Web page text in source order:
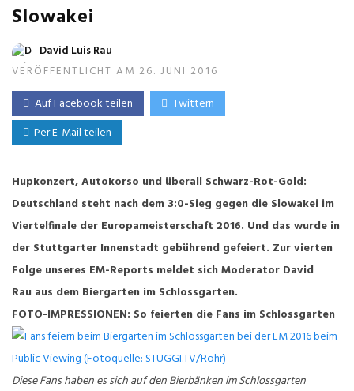
Slowakei
David Luis Rau
VERÖFFENTLICHT AM 26. JUNI 2016
Auf Facebook teilen
Twittern
Per E-Mail teilen
Hupkonzert, Autokorso und überall Schwarz-Rot-Gold:
Deutschland steht nach dem 3:0-Sieg gegen die Slowakei im
Viertelfinale der Europameisterschaft 2016. Und das wurde in
der Stuttgarter Innenstadt gebührend gefeiert. Zur vierten
Folge unseres EM-Reports meldet sich Moderator David
Rau aus dem Biergarten im Schlossgarten.
FOTO-IMPRESSIONEN: So feierten die Fans im Schlossgarten
Diese Fans haben es sich auf den Bierbänken im Schlossgarten